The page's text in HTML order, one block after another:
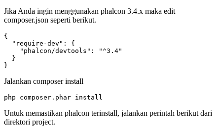
Jika Anda ingin menggunakan phalcon 3.4.x maka edit
composer.json seperti berikut.
{
"require-dev" :
{
"phalcon/devtools" :
"^3.4"
}
}
Jalankan composer install
php composer.phar install
Untuk memastikan phalcon terinstall, jalankan perintah berikut dari
direktori project.